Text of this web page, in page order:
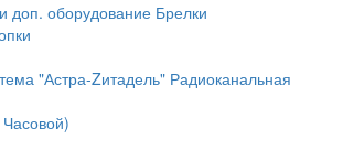
доп. оборудование Брелки
"Астра-Zитадель" Радиоканальная